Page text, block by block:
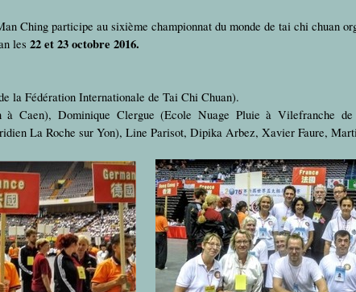
Ching participe au sixième championnat du monde de tai chi chuan
les22 et 23 octobre 2016.
la Fédération Internationale de Tai Chi Chuan).
Caen), Dominique Clergue (Ecole Nuage Pluie à Vilefranche
La Roche sur Yon), Line Parisot, Dipika Arbez, Xavier Faure,